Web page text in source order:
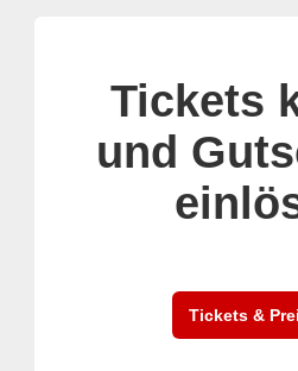
Tickets
und
Tickets &